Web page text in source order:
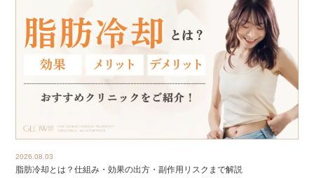
2026.08.03
脂肪冷却とは？仕組み・効果の出方・副作用リスクまで解説